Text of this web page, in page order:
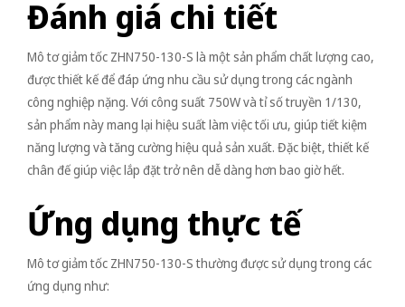
Đánh giá chi tiết
Mô tơ giảm tốc ZHN750-130-S là một sản phẩm chất lượng cao,
được thiết kế để đáp ứng nhu cầu sử dụng trong các ngành
công nghiệp nặng. Với công suất 750W và tỉ số truyền 1/130,
sản phẩm này mang lại hiệu suất làm việc tối ưu, giúp tiết kiệm
năng lượng và tăng cường hiệu quả sản xuất. Đặc biệt, thiết kế
chân đế giúp việc lắp đặt trở nên dễ dàng hơn bao giờ hết.
Ứng dụng thực tế
Mô tơ giảm tốc ZHN750-130-S thường được sử dụng trong các
ứng dụng như: